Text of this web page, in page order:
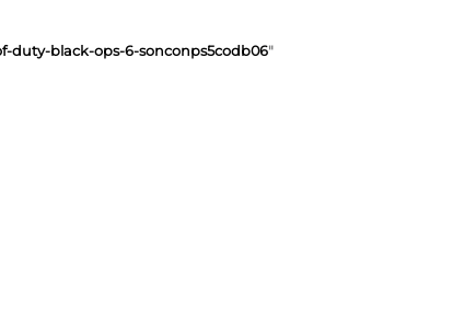
duty-black-ops-6-sonconps5codb06"